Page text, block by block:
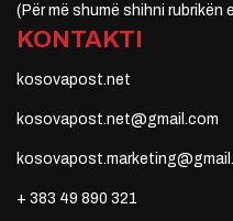
(Për më shumë shihni rubrikën
KONTAKTI
kosovapost.net
kosovapost.net@gmail.com
+ 383 49 890 321